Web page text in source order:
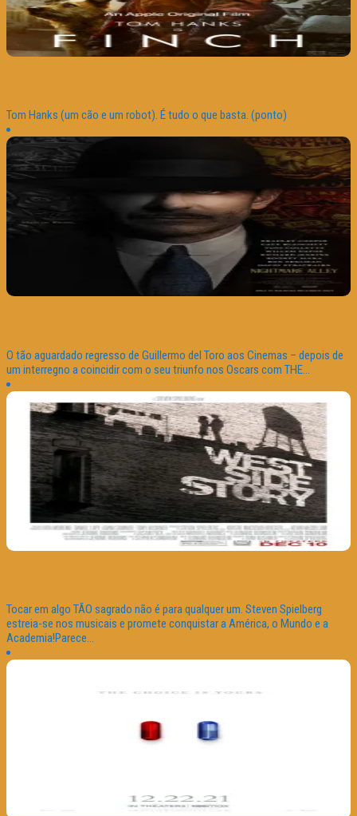
Tom Hanks (um cão e um robot). É tudo o que basta. (ponto)
O tão aguardado regresso de Guillermo del Toro aos Cinemas – depois de
um interregno a coincidir com o seu triunfo nos Oscars com THE...
Tocar em algo TÃO sagrado não é para qualquer um. Steven Spielberg
estreia-se nos musicais e promete conquistar a América, o Mundo e a
Academia!Parece...